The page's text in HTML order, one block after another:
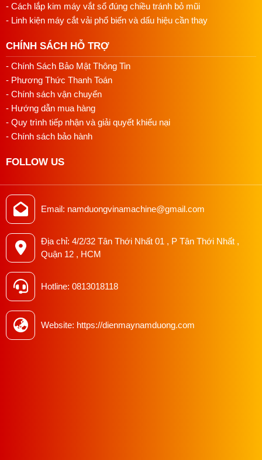
Chiều dài dây điện ~2m
Trọng lượng
Thời gian nóng
Thời gian sử dụng liên tục
Phụ kiện đi kèm
Phụ kiện chuẩn (bao gồm trong hộp):
- Cách lắp kim máy vắt sổ đúng chiều tránh bỏ mũi
- Linh kiện máy cắt vải phổ biến và dấu hiệu cần thay
CHÍNH SÁCH HỖ TRỢ
- Chính Sách Bảo Mật Thông Tin
- Phương Thức Thanh Toán
- Chính sách vận chuyển
- Hướng dẫn mua hàng
- Quy trình tiếp nhận và giải quyết khiếu nại
- Chính sách bảo hành
FOLLOW US
Email: namduongvinamachine@gmail.com
Địa chỉ: 4/2/32 Tân Thới Nhất 01 , P Tân Thới Nhất ,
Quận 12 , HCM
Hotline: 0813018118
Website: https://dienmaynamduong.com